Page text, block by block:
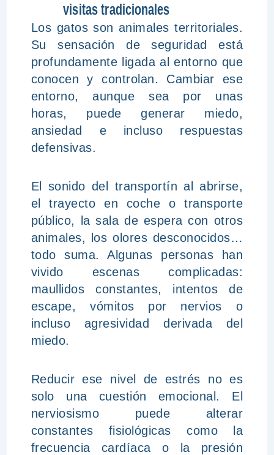
visitas tradicionales
Los gatos son animales territoriales.
Su sensación de seguridad está
profundamente ligada al entorno que
conocen y controlan. Cambiar ese
entorno, aunque sea por unas
horas, puede generar miedo,
ansiedad e incluso respuestas
defensivas.
El sonido del transportín al abrirse,
el trayecto en coche o transporte
público, la sala de espera con otros
animales, los olores desconocidos…
todo suma. Algunas personas han
vivido escenas complicadas:
maullidos constantes, intentos de
escape, vómitos por nervios o
incluso agresividad derivada del
miedo.
Reducir ese nivel de estrés no es
solo una cuestión emocional. El
nerviosismo puede alterar
constantes fisiológicas como la
frecuencia cardíaca o la presión